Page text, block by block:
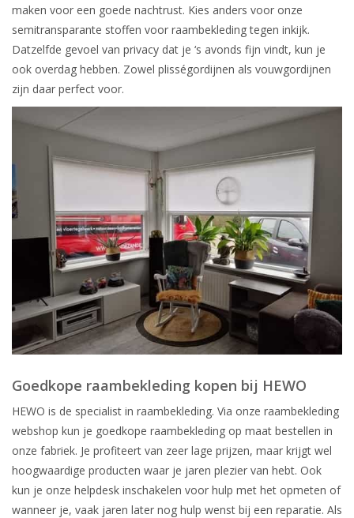
maken voor een goede nachtrust. Kies anders voor onze
semitransparante stoffen voor raambekleding tegen inkijk.
Datzelfde gevoel van privacy dat je ‘s avonds fijn vindt, kun je
ook overdag hebben. Zowel plisségordijnen als vouwgordijnen
zijn daar perfect voor.
Goedkope raambekleding kopen bij HEWO
HEWO is de specialist in raambekleding. Via onze raambekleding
webshop kun je goedkope raambekleding op maat bestellen in
onze fabriek. Je profiteert van zeer lage prijzen, maar krijgt wel
hoogwaardige producten waar je jaren plezier van hebt. Ook
kun je onze helpdesk inschakelen voor hulp met het opmeten of
wanneer je, vaak jaren later nog hulp wenst bij een reparatie. Als